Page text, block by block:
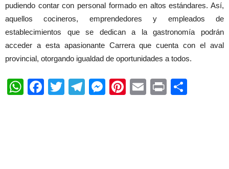
pudiendo contar con personal formado en altos estándares. Así,
aquellos cocineros, emprendedores y empleados de
establecimientos que se dedican a la gastronomía podrán
acceder a esta apasionante Carrera que cuenta con el aval
provincial, otorgando igualdad de oportunidades a todos.
WhatsApp
Facebook
TwitterTelegram
Messenger
Pinterest
EmailPrint